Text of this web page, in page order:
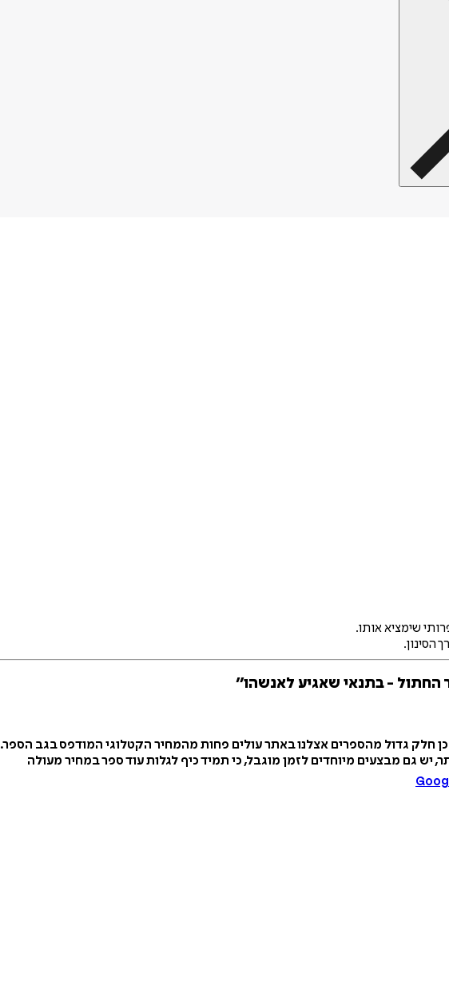
שימציא אותו.
הסינון.
החתול - בתנאי שאגיע לאנשהו״
חלק גדול מהספרים אצלנו באתר עולים פחות מהמחיר הקטלוגי המודפס בגב הספר.
יש גם מבצעים מיוחדים לזמן מוגבל, כי תמיד כיף לגלות עוד ספר במחיר מעולה